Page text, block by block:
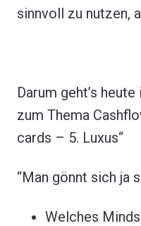
sinnvoll zu nutzen,
Darum geht’s
zum Thema
cards – 5. Luxus“
“Man gönnt sich ja
Welches